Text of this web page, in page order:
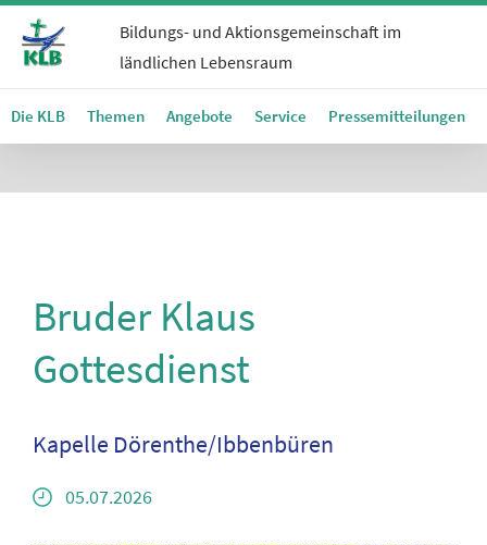
Bildungs- und Aktionsgemeinschaft im
ländlichen Lebensraum
Die KLB Themen Angebote Service Pressemitteilungen
Bruder Klaus
Gottesdienst
Kapelle Dörenthe/Ibbenbüren
05.07.2026